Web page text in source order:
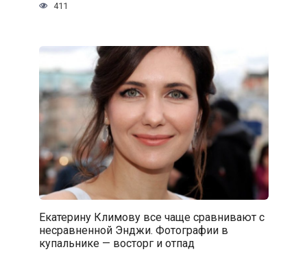
411
Екатерину Климову все чаще сравнивают с
несравненной Энджи. Фотографии в
купальнике — восторг и отпад